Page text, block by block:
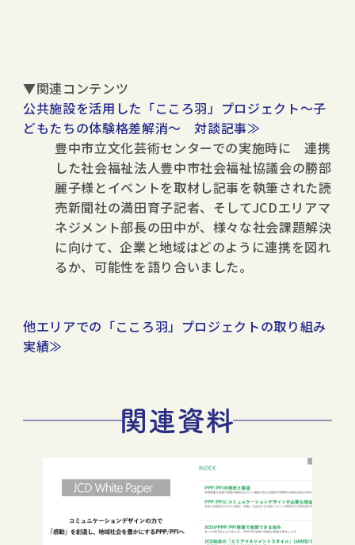
▼関連コンテンツ
公共施設を活用した「こころ羽」プロジェクト～子
どもたちの体験格差解消～ 対談記事≫
豊中市立文化芸術センターでの実施時に 連携
した社会福祉法人豊中市社会福祉協議会の勝部
麗子様とイベントを取材し記事を執筆された読
売新聞社の満田育子記者、そしてJCDエリアマ
ネジメント部長の田中が、様々な社会課題解決
に向けて、企業と地域はどのように連携を図れ
るか、可能性を語り合いました。
他エリアでの「こころ羽」プロジェクトの取り組み
実績≫